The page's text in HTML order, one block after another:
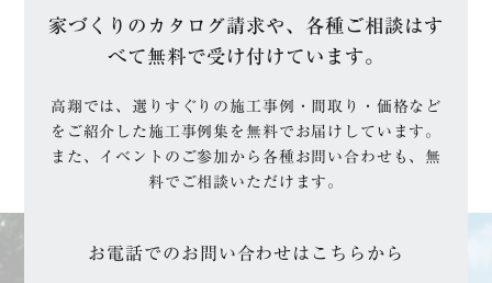
家づくりのカタログ請求や、各種ご相談はす
べて無料で受け付けています。
高翔では、選りすぐりの施工事例・間取り・価格など
をご紹介した施工事例集を無料でお届けしています。
また、イベントのご参加から各種お問い合わせも、無
料でご相談いただけます。
お電話でのお問い合わせはこちらから